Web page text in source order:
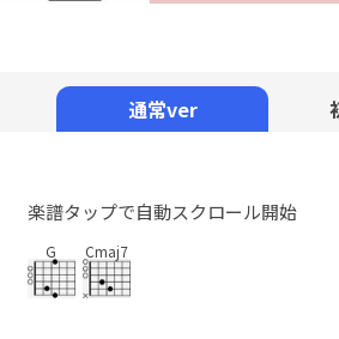
通常ver
楽譜タップで自動スクロール開始
G Cmaj7